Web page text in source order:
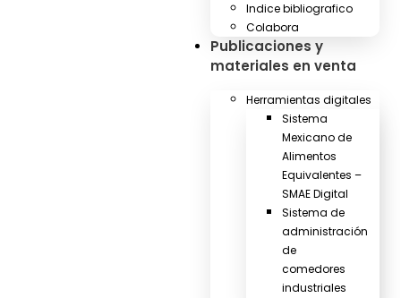
Indice bibliografico
Colabora
Publicaciones y
materiales en venta
Herramientas digitales
Sistema
Mexicano de
Alimentos
Equivalentes –
SMAE Digital
Sistema de
administración
de
comedores
industriales